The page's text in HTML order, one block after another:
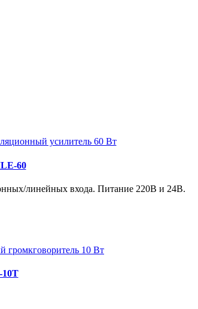
60
линейных входа. Питание 220В и 24В.
10T